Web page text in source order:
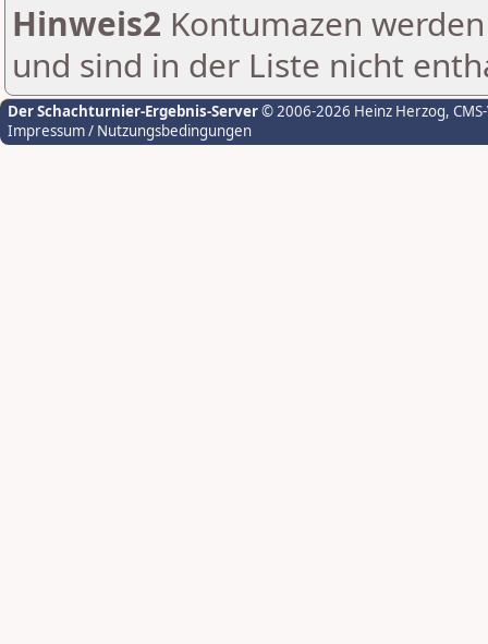
Hinweis2 Kontumazen
und sind in der Liste nicht
Der Schachturnier-Ergebnis-Server© 2006-2026 Heinz Herzog,
Impressum / Nutzungsbedingungen